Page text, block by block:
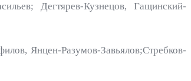
Дегтярев-Кузнецов, Гащинский-
Янцен-Разумов-Завьялов;Стребков-